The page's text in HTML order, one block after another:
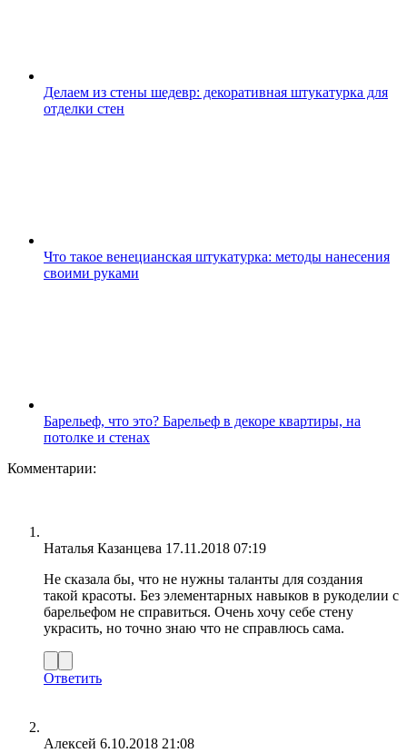
Делаем из стены шедевр: декоративная штукатурка для
отделки стен
Что такое венецианская штукатурка: методы нанесения
своими руками
Барельеф, что это? Барельеф в декоре квартиры, на
потолке и стенах
Комментарии:
Наталья Казанцева 17.11.2018 07:19
Не сказала бы, что не нужны таланты для создания
такой красоты. Без элементарных навыков в рукоделии с
барельефом не справиться. Очень хочу себе стену
украсить, но точно знаю что не справлюсь сама.
Ответить
Алексей 6.10.2018 21:08